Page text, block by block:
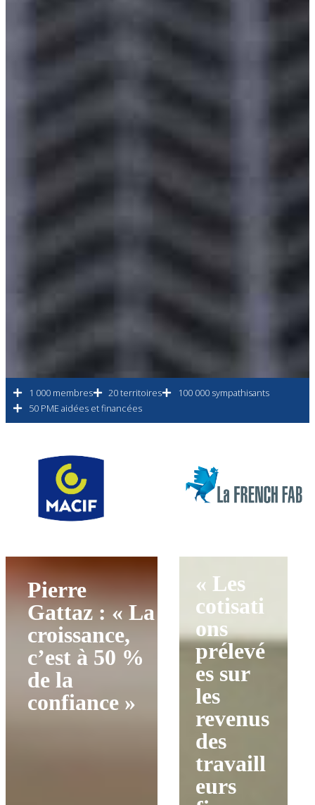
1 000 membres 20 territoires
100 000 sympathisants
50 PME aidées et financées
Pierre
Gattaz : « La
croissance,
c’est à 50 %
de la
confiance »
« Les
cotisati
ons
prélevé
es sur
les
revenus
des
travaill
eurs